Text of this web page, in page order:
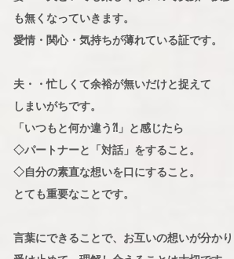
も無くなっていきます。
愛情・関心・気持ちが薄れている証です。
夫・・忙しくて余裕が無いだけと捉えて
しまいがちです。
「いつもと何か違う⁈」と感じたら
◇パートナーと「対話」をすること。
◇自分の素直な想いを口にすること。
とても重要なことです。
言葉にできることで、お互いの想いが分かり